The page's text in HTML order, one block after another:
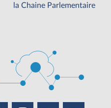
la Chaine Parlementaire